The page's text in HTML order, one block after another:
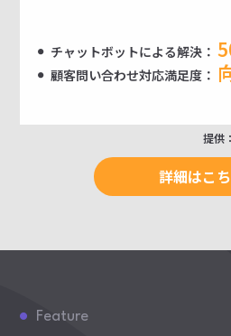
チャットボットによる解決：
顧客問い合わせ対応満足度：
提供
詳細はこ
Feature